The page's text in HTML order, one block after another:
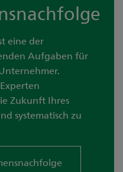
eine der
Aufgaben für
Zukunft Ihres
systematisch zu